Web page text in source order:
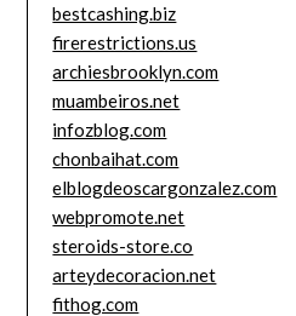
bestcashing.biz
firerestrictions.us
archiesbrooklyn.com
muambeiros.net
infozblog.com
chonbaihat.com
elblogdeoscargonzalez.com
webpromote.net
steroids-store.co
arteydecoracion.net
fithog.com